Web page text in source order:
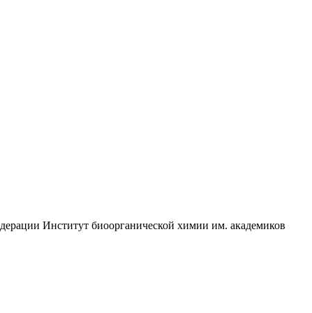
Институт биоорганической химии им. академиков